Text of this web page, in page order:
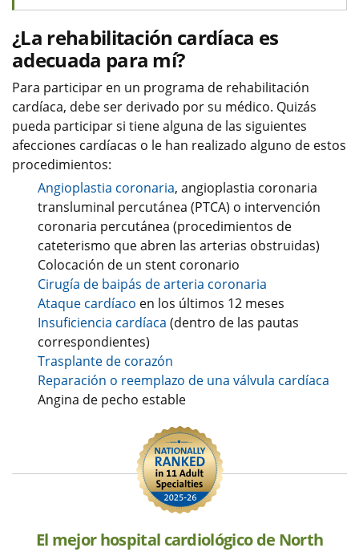
¿La rehabilitación cardíaca es
adecuada para mí?
Para participar en un programa de rehabilitación
cardíaca, debe ser derivado por su médico. Quizás
pueda participar si tiene alguna de las siguientes
afecciones cardíacas o le han realizado alguno de estos
procedimientos:
Angioplastia coronaria, angioplastia coronaria
transluminal percutánea (PTCA) o intervención
coronaria percutánea (procedimientos de
cateterismo que abren las arterias obstruidas)
Colocación de un stent coronario
Cirugía de baipás de arteria coronaria
Ataque cardíaco en los últimos 12 meses
Insuficiencia cardíaca (dentro de las pautas
correspondientes)
Trasplante de corazón
Reparación o reemplazo de una válvula cardíaca
Angina de pecho estable
El mejor hospital cardiológico de North